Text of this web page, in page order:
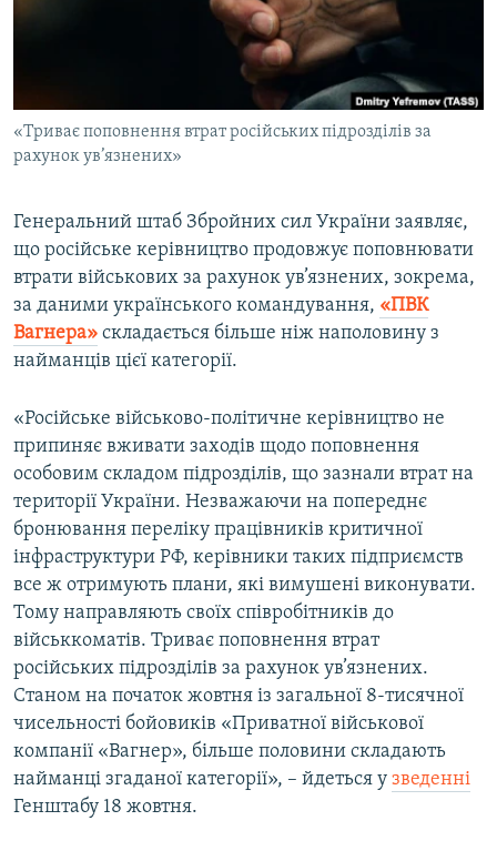
ІНФОГРАФІКА
ДОЛУЧАЙСЯ!
Усі сайти RFE/RL
«Триває поповнення втрат російських підрозділів за
рахунок ув’язнених»
Генеральний штаб Збройних сил України заявляє,
що російське керівництво продовжує поповнювати
втрати військових за рахунок ув’язнених, зокрема,
за даними українського командування, «ПВК
Вагнера» складається більше ніж наполовину з
найманців цієї категорії.
«Російське військово-політичне керівництво не
припиняє вживати заходів щодо поповнення
особовим складом підрозділів, що зазнали втрат на
території України. Незважаючи на попереднє
бронювання переліку працівників критичної
інфраструктури РФ, керівники таких підприємств
все ж отримують плани, які вимушені виконувати.
Тому направляють своїх співробітників до
військкоматів. Триває поповнення втрат
російських підрозділів за рахунок ув’язнених.
Станом на початок жовтня із загальної 8-тисячної
чисельності бойовиків «Приватної військової
компанії «Вагнер», більше половини складають
найманці згаданої категорії», – йдеться у зведенні
Генштабу 18 жовтня.